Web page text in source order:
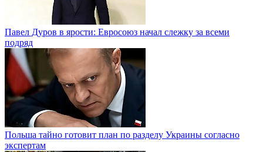
Павел Дуров в ярости: Евросоюз начал слежку за всеми
подряд
Польша тайно готовит план по разделу Украины согласно
экспертам